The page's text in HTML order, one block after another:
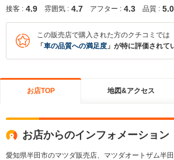
接客 : 4.9 雰囲気 : 4.7 アフター : 4.3 品質 : 5.0
この販売店で購入された方のクチコミでは
「 車の品質への満足度 」が特に評価されて
お店TOP 地図&アクセス
お店からのインフォメーション
愛知県半田市のマツダ販売店、マツダオートザム半田